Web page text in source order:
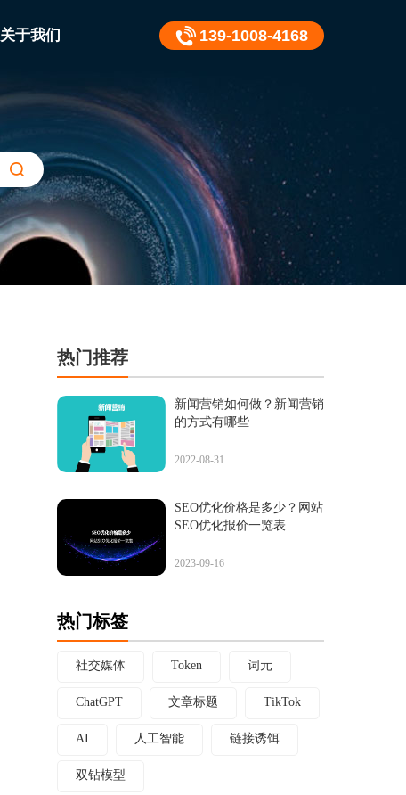
关于我们 139-1008-4168
热门推荐
新闻营销如何做？新闻营销
的方式有哪些
2022-08-31
SEO优化价格是多少？网站
SEO优化报价一览表
2023-09-16
热门标签
社交媒体 Token 词元
ChatGPT 文章标题 TikTok
AI 人工智能 链接诱饵
双钻模型